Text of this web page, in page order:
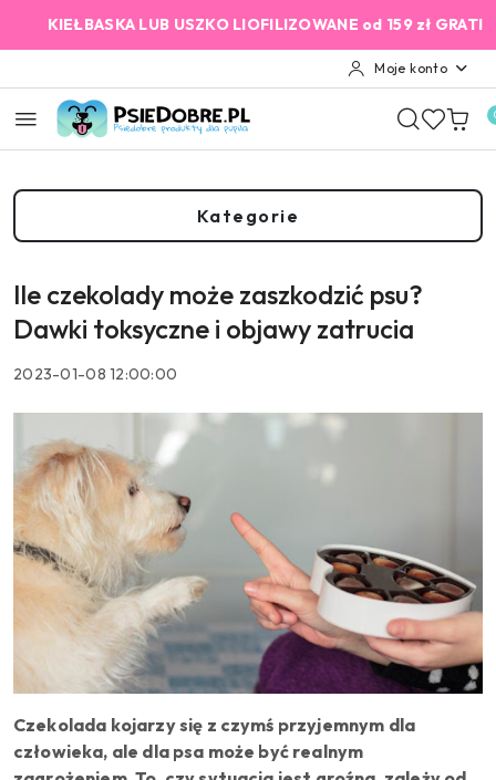
Przejdź do treści głównej
Przejdź do wyszukiwarki
Przejdź do moje konto
Przejdź do menu głównego
Przejdź do stopki
LUB USZKO LIOFILIZOWANE od 159 zł GRATIS! 2%
Moje konto
Kategorie
Ile czekolady może zaszkodzić psu?
Dawki toksyczne i objawy zatrucia
2023-01-08 12:00:00
Czekolada kojarzy się z czymś przyjemnym dla
człowieka, ale dla psa może być realnym